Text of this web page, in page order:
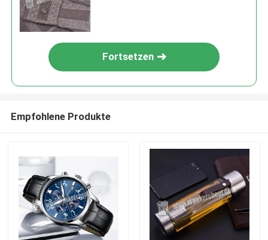
Fortsetzen
Empfohlene Produkte